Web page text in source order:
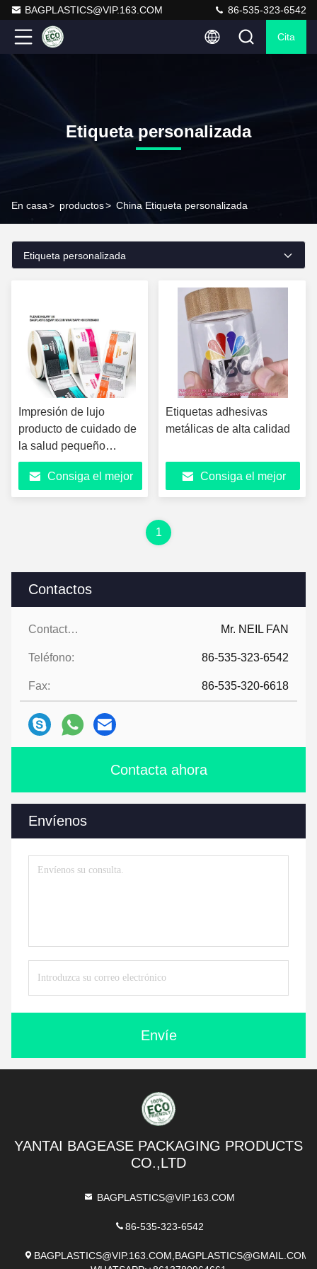
BAGPLASTICS@VIP.163.COM 86-535-323-6542
Cita
Etiqueta personalizada
En casa> productos> China Etiqueta personalizada
Contactos
Contactos: Mr. NEIL FAN
Teléfono: 86-535-323-6542
Fax: 86-535-320-6618
Contacta ahora
Envíenos
Envíe
Etiqueta personalizada
Impresión de lujo
producto de cuidado de
la salud pequeño
logotipo personalizado
rollo resistente al agua
etiqueta adesiva blanca
Consiga el mejor
Etiquetas adhesivas
metálicas de alta calidad
Consiga el mejor
1
YANTAI BAGEASE PACKAGING PRODUCTS
CO.,LTD
BAGPLASTICS@VIP.163.COM
86-535-323-6542
BAGPLASTICS@VIP.163.COM,BAGPLASTICS@GMAIL.COM